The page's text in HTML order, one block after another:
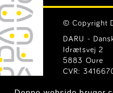
© Copyright
DARU -
Idrætsvej 2
5883 Oure
CVR: